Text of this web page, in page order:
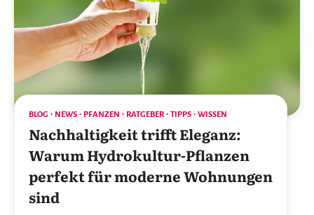
BLOG NEWS PFANZEN RATGEBER TIPPS WISSEN
Nachhaltigkeit trifft Eleganz:
Warum Hydrokultur-Pflanzen
perfekt für moderne Wohnungen
sind